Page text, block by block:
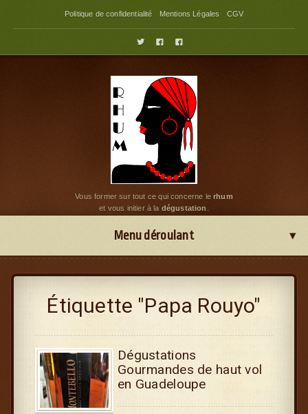
Politique de confidentialité Mentions Légales CGV
  
Vous former sur tout ce qui concerne lerhum
et vous initier à la dégustation
Menu déroulant
Étiquette "Papa Rouyo"
Dégustations
Gourmandes de haut vol
en Guadeloupe